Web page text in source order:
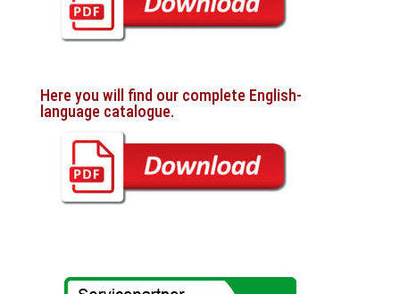
Here you will find our complete English-
language catalogue.